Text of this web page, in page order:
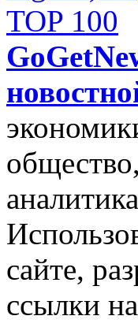
сайте,
ссылки